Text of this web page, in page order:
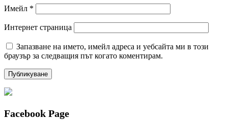
Имейл *
Интернет страница
Запазване на името, имейл адреса и уебсайта ми в този
браузър за следващия път когато коментирам.
Facebook Page